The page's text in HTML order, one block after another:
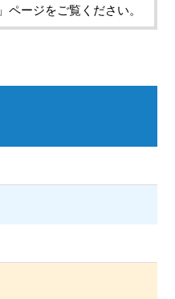
」ページをご覧ください。